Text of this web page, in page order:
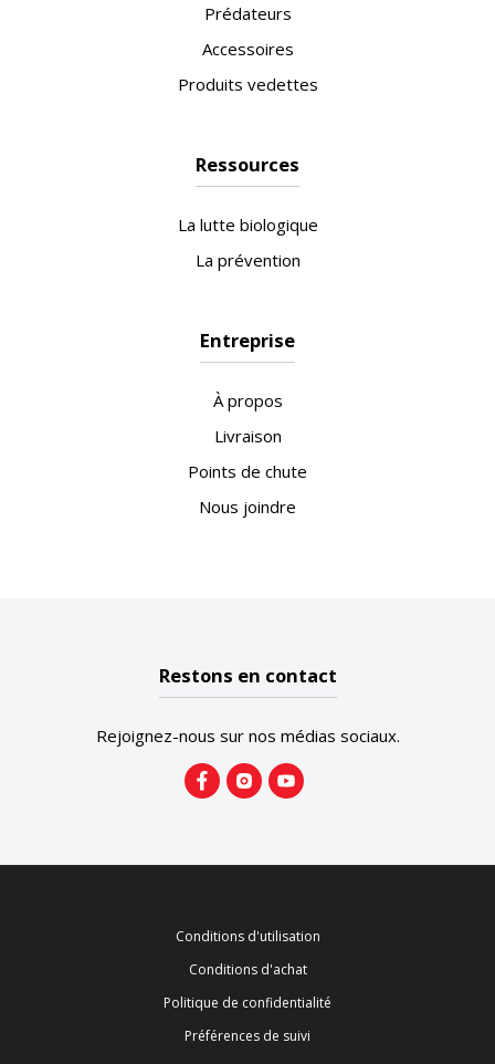
Prédateurs
Accessoires
Produits vedettes
Ressources
La lutte biologique
La prévention
Entreprise
À propos
Livraison
Points de chute
Nous joindre
Restons en contact
Rejoignez-nous sur nos médias sociaux.
Conditions d'utilisation
Conditions d'achat
Politique de confidentialité
Préférences de suivi